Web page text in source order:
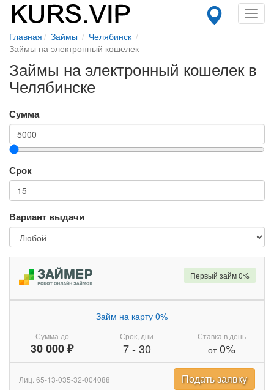
Главная Займы
Челябинск
Займы на электронный кошелек
Займы на электронный кошелек в
Челябинске
Сумма
Срок
Вариант выдачи
Сумма до
30 000 ₽
Займ на карту 0%
Срок, дни
7- 30
Ставка в день
от0%
Первый займ 0%
Лиц. 65-13-035-32-004088 Подать заявку